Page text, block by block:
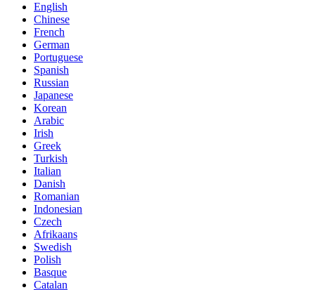
English
Chinese
French
German
Portuguese
Spanish
Russian
Japanese
Korean
Arabic
Irish
Greek
Turkish
Italian
Danish
Romanian
Indonesian
Czech
Afrikaans
Swedish
Polish
Basque
Catalan